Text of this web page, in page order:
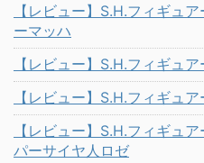
【レビュー】S.H.フィギュ
ーマッハ
【レビュー】S.H.フィギュ
【レビュー】S.H.フィギュ
【レビュー】S.H.フィギ
パーサイヤ人ロゼ